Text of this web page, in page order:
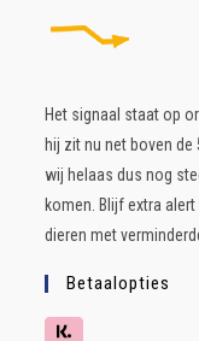
Het signaal staat op
hij zit nu net boven de
wij helaas dus nog
komen. Blijf extra
dieren met
Betaalopties